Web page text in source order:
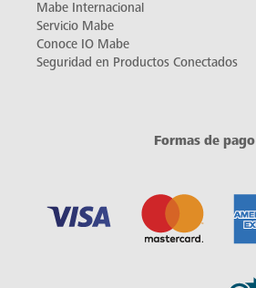
Mabe Internacional
Servicio Mabe
Conoce IO Mabe
Seguridad en Productos Conectados
Formas de pago